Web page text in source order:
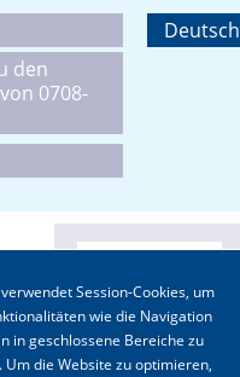
OrphanAnesthesia
den
0708-
Deutsch
Session-Cookies, um
wie die Navigation
in geschlossene Bereiche zu
die Website zu optimieren,